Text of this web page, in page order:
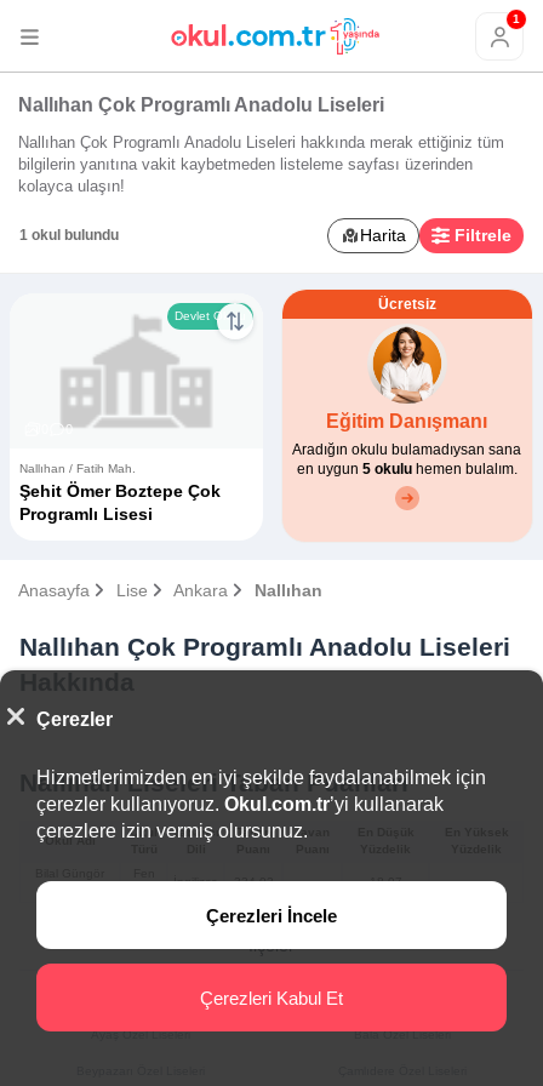
1
Nallıhan Çok Programlı Anadolu Liseleri
Nallıhan Çok Programlı Anadolu Liseleri hakkında merak ettiğiniz tüm
bilgilerin yanıtına vakit kaybetmeden listeleme sayfası üzerinden
kolayca ulaşın!
1 okul bulundu Harita Filtrele
0
Devlet Okulu
Nallıhan / Fatih Mah.
Şehit Ömer Boztepe Çok
Programlı Lisesi
Ücretsiz
Eğitim Danışmanı
Aradığın okulu bulamadıysan sana
en uygun 5 okuluhemen bulalım.
Anasayfa Lise Ankara Nallıhan
Nallıhan Çok Programlı Anadolu Liseleri
Nallıhan Liseleri Taban Puanları
Okul Adı
Okul
Yabancı
Taban
Tavan
İngilizce 334.03 18.97
İlçeler
Altındağ Özel Liseleri
Ayaş Özel Liseleri Bala Özel Liseleri
Çerezler
Hizmetlerimizden en iyi şekilde faydalanabilmek için
çerezler kullanıyoruz. Okul.com.tr’yi kullanarak
çerezlere izin vermiş olursunuz.
Çerezleri İncele
Çerezleri Kabul Et